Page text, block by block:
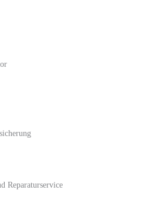
Reparaturservice